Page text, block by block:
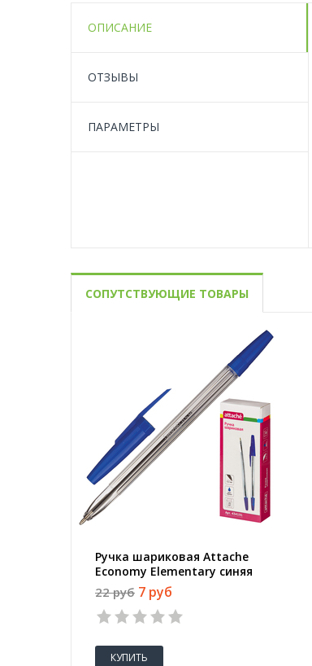
ОПИСАНИЕ
ОТЗЫВЫ
ПАРАМЕТРЫ
СОПУТСТВУЮЩИЕ ТОВАРЫ
Ручка шариковая Attache
Economy Elementary синяя
(толщина линии 0.5 мм)
22 руб 7 руб
КУПИТЬ